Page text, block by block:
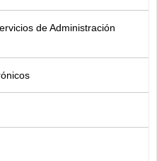
de Administración